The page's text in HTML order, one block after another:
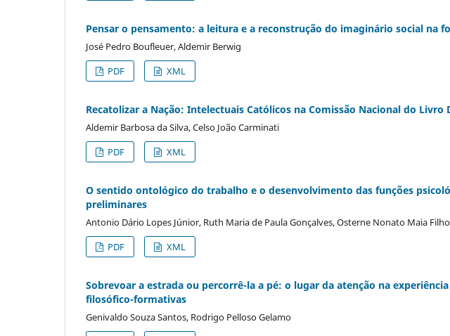
Pensar o pensamento: a leitura e a reconstrução do imaginário social na
José Pedro Boufleuer, Aldemir Berwig
PDF
XML
Recatolizar a Nação: Intelectuais Católicos na Comissão Nacional do Livro
Aldemir Barbosa da Silva, Celso João Carminati
PDF
XML
O sentido ontológico do trabalho e o desenvolvimento das funções
preliminares
Antonio Dário Lopes Júnior, Ruth Maria de Paula Gonçalves, Osterne Nonato Maia Filho
PDF
XML
Sobrevoar a estrada ou percorrê-la a pé: o lugar da atenção na
filosófico-formativas
Genivaldo Souza Santos, Rodrigo Pelloso Gelamo